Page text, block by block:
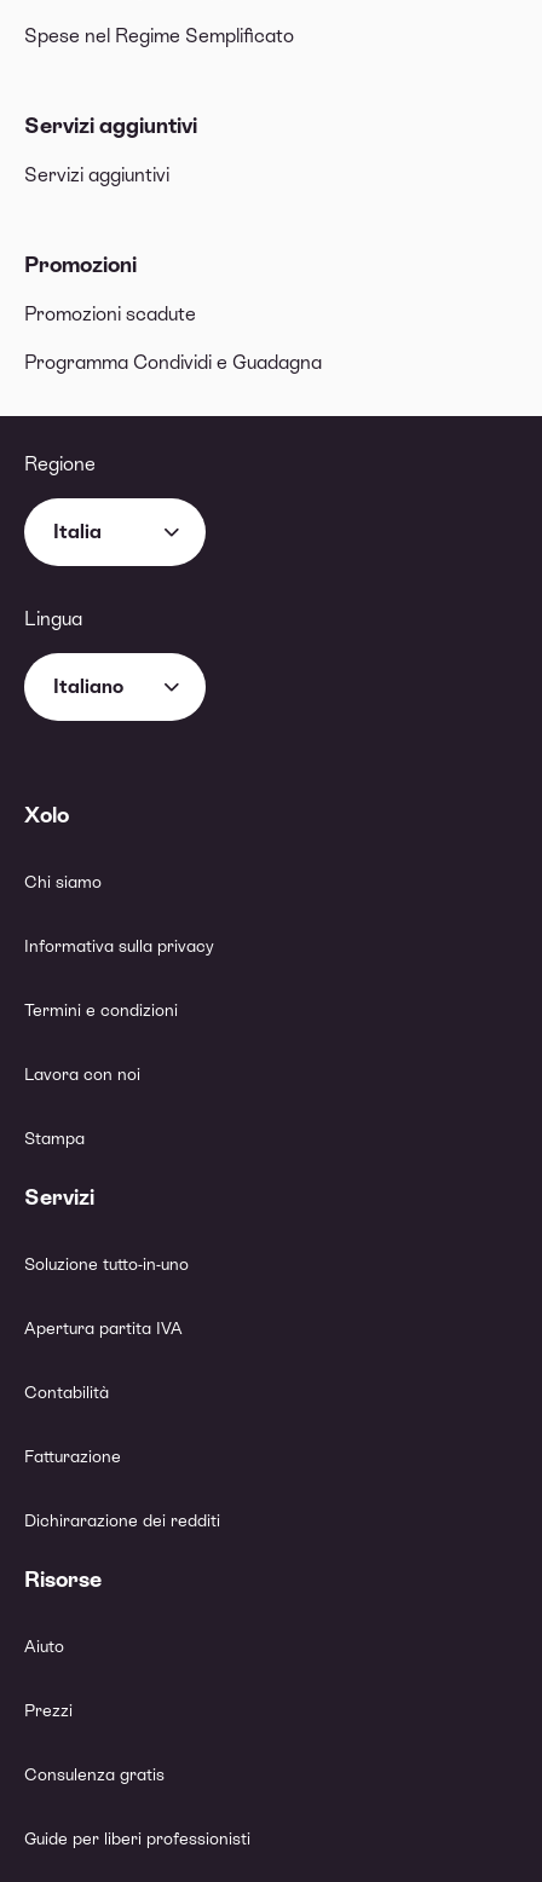
Spese nel Regime Semplificato
Servizi aggiuntivi
Servizi aggiuntivi
Promozioni
Promozioni scadute
Programma Condividi e Guadagna
Regione
Italia
Lingua
Italiano
Xolo
Chi siamo
Informativa sulla privacy
Termini e condizioni
Lavora con noi
Stampa
Servizi
Soluzione tutto-in-uno
Apertura partita IVA
Contabilità
Fatturazione
Dichirarazione dei redditi
Risorse
Aiuto
Prezzi
Consulenza gratis
Guide per liberi professionisti